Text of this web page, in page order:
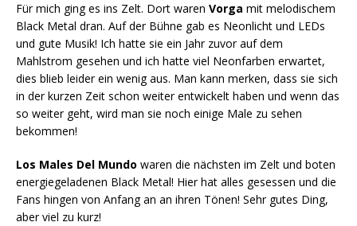
Für mich ging es ins Zelt. Dort waren Vorga mit melodischem
Black Metal dran. Auf der Bühne gab es Neonlicht und LEDs
und gute Musik! Ich hatte sie ein Jahr zuvor auf dem
Mahlstrom gesehen und ich hatte viel Neonfarben erwartet,
dies blieb leider ein wenig aus. Man kann merken, dass sie sich
in der kurzen Zeit schon weiter entwickelt haben und wenn das
so weiter geht, wird man sie noch einige Male zu sehen
bekommen!
Los Males Del Mundo waren die nächsten im Zelt und boten
energiegeladenen Black Metal! Hier hat alles gesessen und die
Fans hingen von Anfang an an ihren Tönen! Sehr gutes Ding,
aber viel zu kurz!